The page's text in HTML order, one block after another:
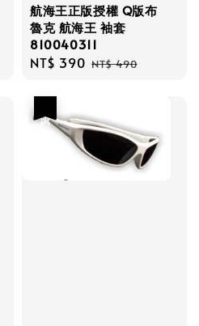
航海王正版授權 Q版布
魯克 航海王 袖套
810040311
Sale
NT$ 390 Regular
NT$ 490